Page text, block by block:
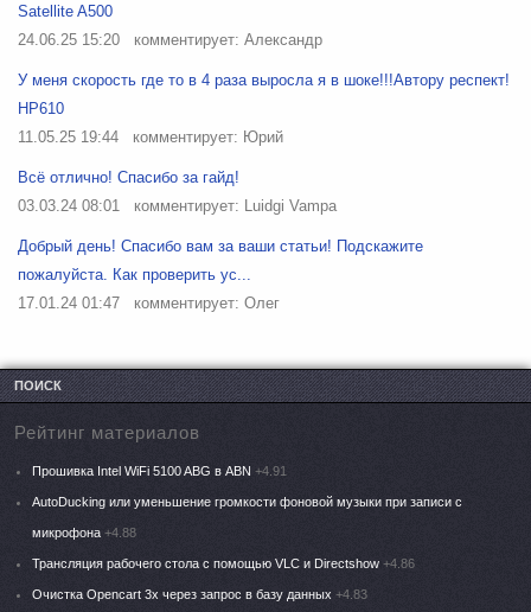
Satellite A500
24.06.25 15:20 комментирует: Александр
У меня скорость где то в 4 раза выросла я в шоке!!!Автору респект!
HP610
11.05.25 19:44 комментирует: Юрий
Всё отлично! Спасибо за гайд!
03.03.24 08:01
комментирует: Luidgi Vampa
Добрый день! Спасибо вам за ваши статьи! Подскажите
пожалуйста. Как проверить ус...
17.01.24 01:47 комментирует: Олег
ПОИСК
Рейтинг материалов
Прошивка Intel WiFi 5100 ABG в ABN +4.91
AutoDucking или уменьшение громкости фоновой музыки при записи с
микрофона +4.88
Трансляция рабочего стола с помощью VLC и Directshow +4.86
Очистка Opencart 3x через запрос в базу данных +4.83